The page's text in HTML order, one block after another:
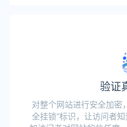
验证
对整个网站进行安全加密
全挂锁”标识，让访问者